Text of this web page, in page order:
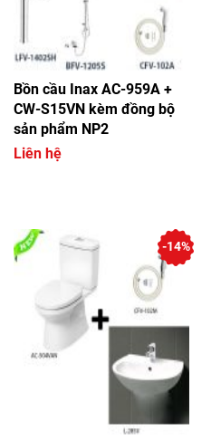
Bồn cầu Inax AC-959A +
CW-S15VN kèm đồng bộ
sản phẩm NP2
Liên hệ
-14%